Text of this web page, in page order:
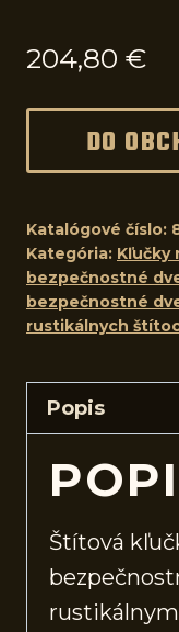
204,80 €
DO
Katalógové číslo:
Kategória: Kľučky
bezpečnostné
bezpečnostné
rustikálnych
Popis
Štítová